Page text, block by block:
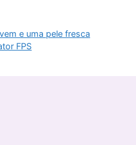
e uma pele fresca
FPS